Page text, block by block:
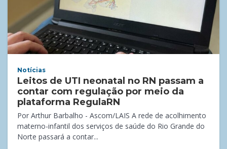
Notícias
Leitos de UTI neonatal no RN passam a
contar com regulação por meio da
plataforma RegulaRN
Por Arthur Barbalho - Ascom/LAIS A rede de acolhimento
materno-infantil dos serviços de saúde do Rio Grande do
Norte passará a contar...